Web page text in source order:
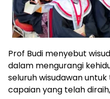
Prof Budi menyebut
dalam mengurangi
seluruh wisudawan
capaian yang telah